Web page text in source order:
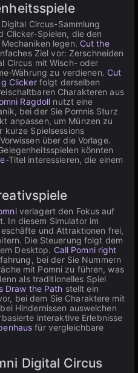
Circus-Sammlung
Clicker-Spielen, die den
legen. Cut the
Ziel vor: Zerschneiden
Circus mit Wisch- oder
Währung zu verdienen. Cut
Clickerfolgt derselben
Charakteren aus
Ragdoll nutzt eine
bei der Sie Pomnis Sturz
anpassen, um Münzen zu
kurze Spielsessions
über die Vorlage.
könnten
-Titel interessieren, die einem
verlagert den Fokus auf
In diesem Simulator im
und Attraktionen frei,
Die Steuerung folgt dem
Desktop. Call Pomni right
bei der Sie Nummern
mit Pomni zu führen, was
als traditionelles Spiel
Draw the Path stellt ein
bei dem Sie Charaktere mit
Hindernissen ausweichen
interaktive Erlebnisse
für vergleichbare
Digital Circus